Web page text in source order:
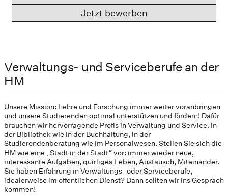
Jetzt bewerben
Verwaltungs- und Serviceberufe an der
HM
Unsere Mission: Lehre und Forschung immer weiter voranbringen
und unsere Studierenden optimal unterstützen und fördern! Dafür
brauchen wir hervorragende Profis in Verwaltung und Service. In
der Bibliothek wie in der Buchhaltung, in der
Studierendenberatung wie im Personalwesen. Stellen Sie sich die
HM wie eine „Stadt in der Stadt“ vor: immer wieder neue,
interessante Aufgaben, quirliges Leben, Austausch, Miteinander.
Sie haben Erfahrung in Verwaltungs- oder Serviceberufe,
idealerweise im öffentlichen Dienst? Dann sollten wir ins Gespräch
kommen!